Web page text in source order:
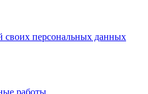
своих персональных данных